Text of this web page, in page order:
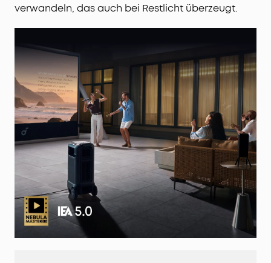
verwandeln, das auch bei Restlicht überzeugt.